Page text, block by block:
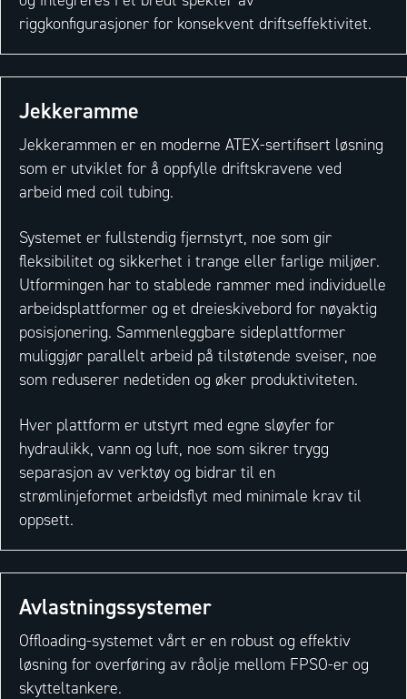
riggkonfigurasjoner for konsekvent driftseffektivitet.
Jekkeramme
Jekkerammen er en moderne ATEX-sertifisert løsning
som er utviklet for å oppfylle driftskravene ved
arbeid med coil tubing.
Systemet er fullstendig fjernstyrt, noe som gir
fleksibilitet og sikkerhet i trange eller farlige miljøer.
Utformingen har to stablede rammer med individuelle
arbeidsplattformer og et dreieskivebord for nøyaktig
posisjonering. Sammenleggbare sideplattformer
muliggjør parallelt arbeid på tilstøtende sveiser, noe
som reduserer nedetiden og øker produktiviteten.
Hver plattform er utstyrt med egne sløyfer for
hydraulikk, vann og luft, noe som sikrer trygg
separasjon av verktøy og bidrar til en
strømlinjeformet arbeidsflyt med minimale krav til
oppsett.
Avlastningssystemer
Offloading-systemet vårt er en robust og effektiv
løsning for overføring av råolje mellom FPSO-er og
skytteltankere.